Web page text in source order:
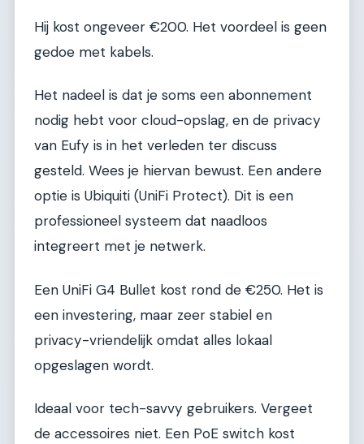
Hij kost ongeveer €200. Het voordeel is geen
gedoe met kabels.
Het nadeel is dat je soms een abonnement
nodig hebt voor cloud-opslag, en de privacy
van Eufy is in het verleden ter discuss
gesteld. Wees je hiervan bewust. Een andere
optie is Ubiquiti (UniFi Protect). Dit is een
professioneel systeem dat naadloos
integreert met je netwerk.
Een UniFi G4 Bullet kost rond de €250. Het is
een investering, maar zeer stabiel en
privacy-vriendelijk omdat alles lokaal
opgeslagen wordt.
Ideaal voor tech-savvy gebruikers. Vergeet
de accessoires niet. Een PoE switch kost